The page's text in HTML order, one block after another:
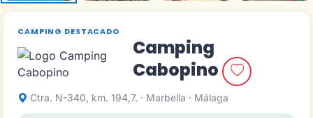
CAMPING DESTACADO
Camping
Cabopino
Ctra. N-340, km. 194,7. · Marbella · Málaga